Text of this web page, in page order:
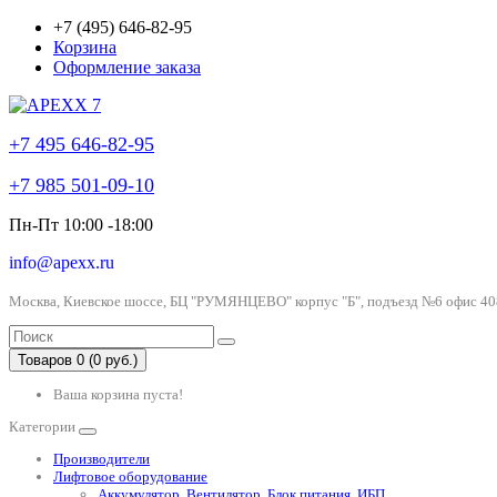
+7 (495) 646-82-95
Корзина
Оформление заказа
+7 495 646-82-95
+7 985 501-09-10
Пн-Пт 10:00 -18:00
info@apexx.ru
Москва, Киевское шоссе, БЦ "РУМЯНЦЕВО" корпус "Б", подъезд №6 офис
Товаров 0 (0 руб.)
Ваша корзина пуста!
Категории
Производители
Лифтовое оборудование